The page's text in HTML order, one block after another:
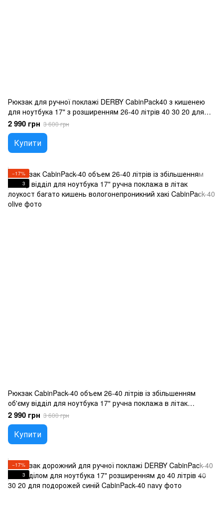
Рюкзак для ручної поклажі DERBY CabinPack40 з кишенею
для ноутбука 17" з розширенням 26-40 літрів 40 30 20 для
подорожей мультикам
2 990 грн 3 600 грн
Купити
−17%
3
Рюкзак CabinPack-40 объем 26-40 літрів із збільшенням
об'єму відділ для ноутбука 17" ручна поклажа в літак
лоукост багато кишень вологонепроникний хакі
2 990 грн 3 600 грн
Купити
−17%
3